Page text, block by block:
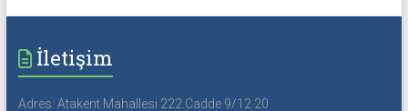
İletişim
Adres: Atakent Mahallesi 222.Cadde 9/12 20